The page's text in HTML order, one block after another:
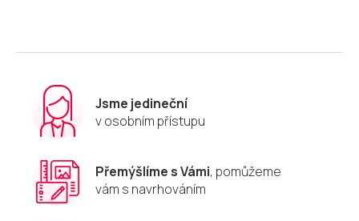
Jsme jedineční
v osobním přístupu
Přemýšlíme s Vámi, pomůžeme
vám s navrhováním